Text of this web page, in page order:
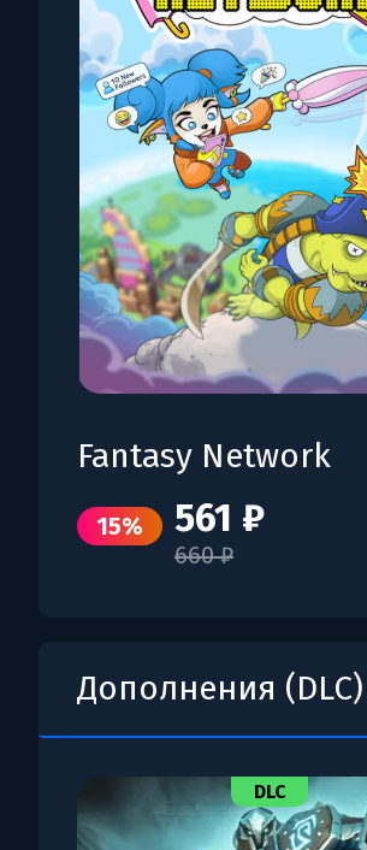
Fantasy Network
15% 561 ₽
660 ₽
Дополнения (DLC)
DLC